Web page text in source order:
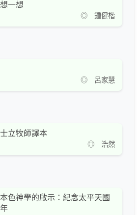
一想
◎ 鍾健楷
◎ 呂家慧
立牧師譯本
◎ 浩然
色神學的啟示：紀念太平天國